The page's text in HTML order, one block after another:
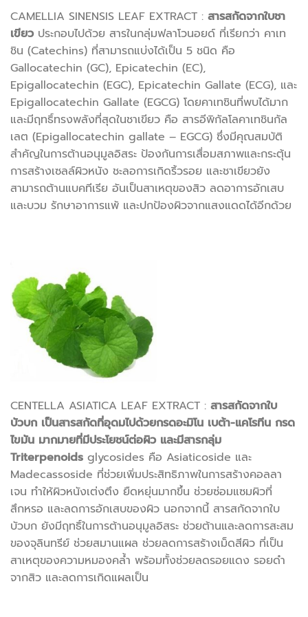
CAMELLIA SINENSIS LEAF EXTRACT : สารสกัดจากใบชา
เขียวประกอบไปด้วย สารในกลุ่มฟลาโวนอยด์ ที่เรียกว่า คาเท
ชิน (Catechins) ที่สามารถแบ่งได้เป็น 5 ชนิด คือ
Gallocatechin (GC), Epicatechin (EC),
Epigallocatechin (EGC), Epicatechin Gallate (ECG), และ
Epigallocatechin Gallate (EGCG) โดยคาเทชินที่พบได้มาก
และมีฤทธิ์ทรงพลังที่สุดในชาเขียว คือ สารอีพิกัลโลคาเทชินกัล
เลต (Epigallocatechin gallate – EGCG) ซึ่งมีคุณสมบัติ
สำคัญในการต้านอนุมูลอิสระ ป้องกันการเสื่อมสภาพและกระตุ้น
การสร้างเซลล์ผิวหนัง ชะลอการเกิดริ้วรอย และชาเขียวยัง
สามารถต้านแบคทีเรีย อันเป็นสาเหตุของสิว ลดอาการอักเสบ
และบวม รักษาอาการแพ้ และปกป้องผิวจากแสงแดดได้อีกด้วย
CENTELLA ASIATICA LEAF EXTRACT : สารสกัดจากใบ
บัวบก เป็นสารสกัดที่อุดมไปด้วยกรดอะมิโน เบต้า-แคโรทีน กรด
ไขมัน มากมายที่มีประโยชน์ต่อผิว และมีสารกลุ่ม
Triterpenoids glycosides คือ Asiaticoside และ
Madecassoside ที่ช่วยเพิ่มประสิทธิภาพในการสร้างคอลลา
เจน ทำให้ผิวหนังเต่งตึง ยืดหยุ่นมากขึ้น ช่วยซ่อมแซมผิวที่
สึกหรอ และลดการอักเสบของผิว นอกจากนี้ สารสกัดจากใบ
บัวบก ยังมีฤทธิ์ในการต้านอนุมูลอิสระ ช่วยต้านและลดการสะสม
ของจุลินทรีย์ ช่วยสมานแผล ช่วยลดการสร้างเม็ดสีผิว ที่เป็น
สาเหตุของความหมองคล้ำ พร้อมทั้งช่วยลดรอยแดง รอยดำ
จากสิว และลดการเกิดแผลเป็น